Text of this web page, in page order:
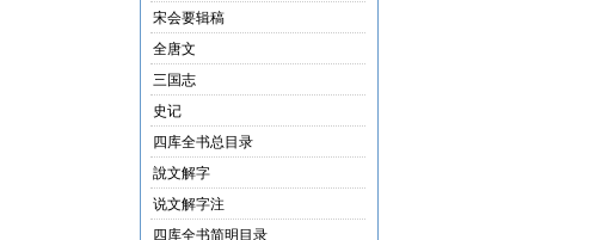
宋会要辑稿
全唐文
三国志
史记
四库全书总目录
說文解字
说文解字注
四库全书简明目录